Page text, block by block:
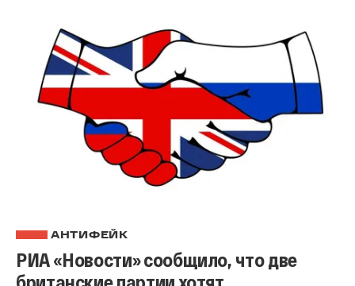
АНТИФЕЙК
РИА «Новости» сообщило, что две